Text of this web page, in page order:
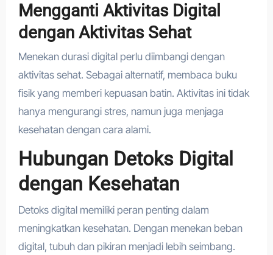
Mengganti Aktivitas Digital
dengan Aktivitas Sehat
Menekan durasi digital perlu diimbangi dengan
aktivitas sehat. Sebagai alternatif, membaca buku
fisik yang memberi kepuasan batin. Aktivitas ini tidak
hanya mengurangi stres, namun juga menjaga
kesehatan dengan cara alami.
Hubungan Detoks Digital
dengan Kesehatan
Detoks digital memiliki peran penting dalam
meningkatkan kesehatan. Dengan menekan beban
digital, tubuh dan pikiran menjadi lebih seimbang.